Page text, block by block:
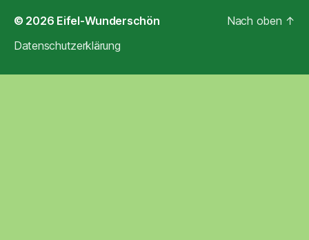
© 2026 Eifel-Wunderschön
Datenschutzerklärung
Nach oben ↑